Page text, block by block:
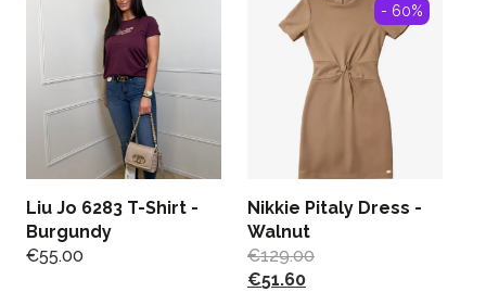
Liu Jo 6283 T-Shirt -
Burgundy
€55.00
- 60%
Nikkie Pitaly Dress -
Walnut
€129.00
€51.60